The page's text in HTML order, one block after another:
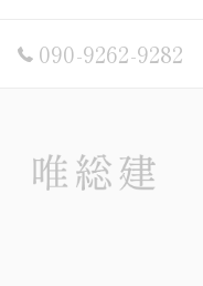
090-9262-9282